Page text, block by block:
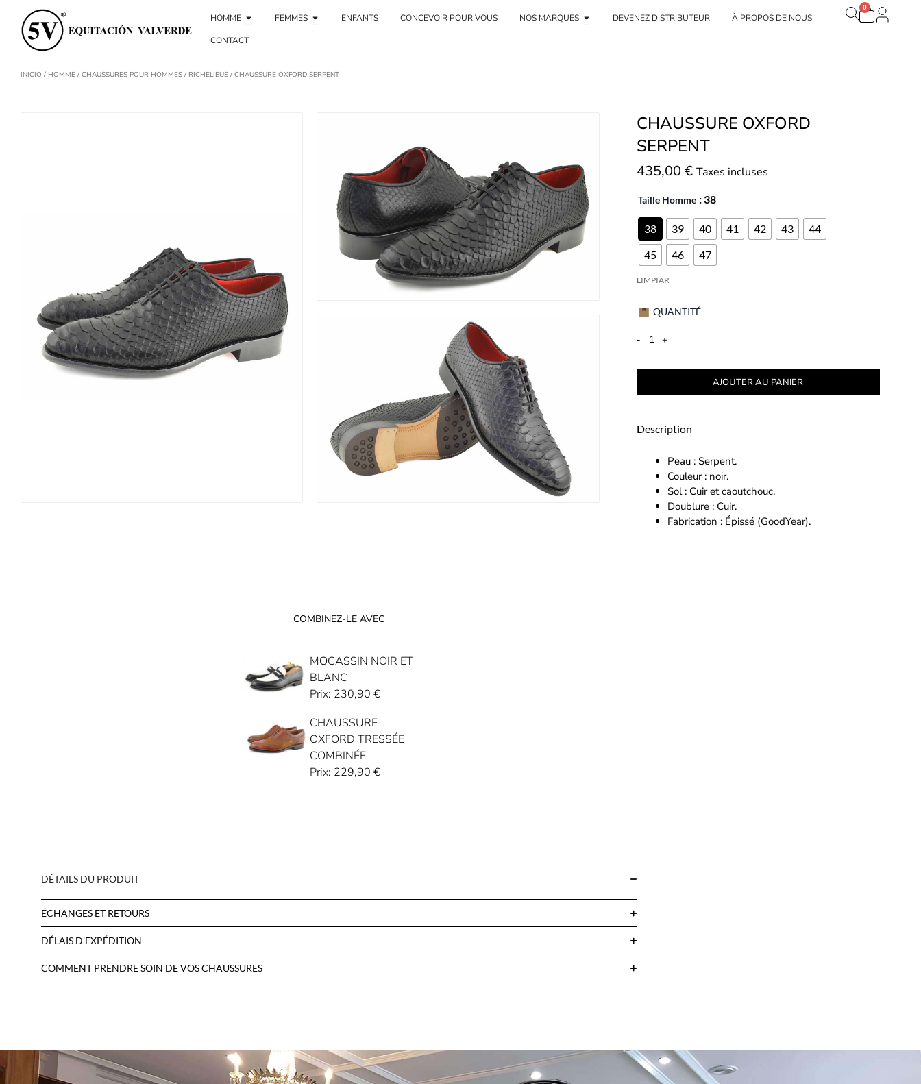
contenu
HOMME Ouvrir Hombre
FEMMES Ouvrir Mujer
ENFANTS CONCEVOIR POUR VOUS NOS MARQUES Ouvrir Nuestras marcas
DEVENEZ DISTRIBUTEUR À PROPOS DE NOUS
CONTACT
0
Panier
INICIO / HOMME / CHAUSSURES POUR HOMMES / RICHELIEUS / CHAUSSURE OXFORD SERPENT
CHAUSSURE OXFORD
SERPENT
435,00 € Taxes incluses
Taille Homme : 38
38 39 40 41 42 43
44
45
46 47
LIMPIAR
QUANTITÉ
- +
AJOUTER AU PANIER
Description
Peau : Serpent.
Couleur : noir.
Sol : Cuir et caoutchouc.
Doublure : Cuir.
Fabrication : Épissé (GoodYear).
COMBINEZ-LE AVEC
MOCASSIN NOIR ET
BLANC
Prix: 230,90€
CHAUSSURE
OXFORD TRESSÉE
COMBINÉE
Prix: 229,90€
DÉTAILS DU PRODUIT
ÉCHANGES ET RETOURS
DÉLAIS D'EXPÉDITION
COMMENT PRENDRE SOIN DE VOS CHAUSSURES